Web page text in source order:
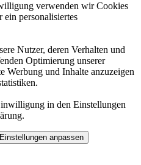
verwenden wir Cookies
personalisiertes
Nutzer, deren Verhalten und
Optimierung unserer
Werbung und Inhalte anzuzeigen
in den Einstellungen
Einstellungen anpassen